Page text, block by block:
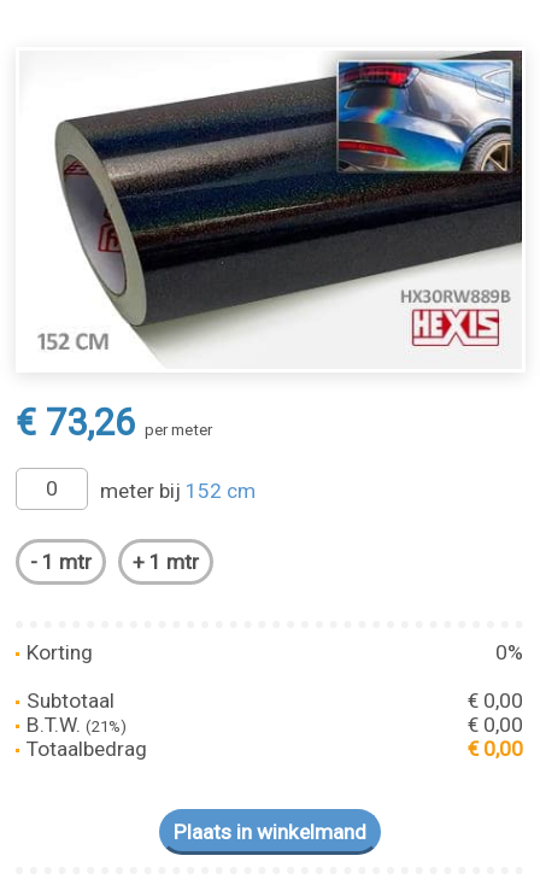
€ 73,26 per meter
meter bij 152 cm
Korting
0%
Subtotaal
€ 0,00
B.T.W.(21%)
€ 0,00
Totaalbedrag
€ 0,00